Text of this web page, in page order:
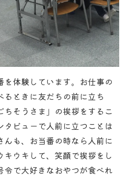
を体験しています。お仕事の
るときに友だちの前に立ち
ちそうさま」の挨拶をするこ
タビューで人前に立つことは
んも、お当番の時なら人前に
キウキして、笑顔で挨拶をし
令で大好きなおやつが食べれ